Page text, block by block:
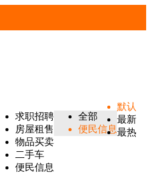
求职招聘
房屋租售
物品买卖
二手车
便民信息
全部
便民信息
默认
最新
最热